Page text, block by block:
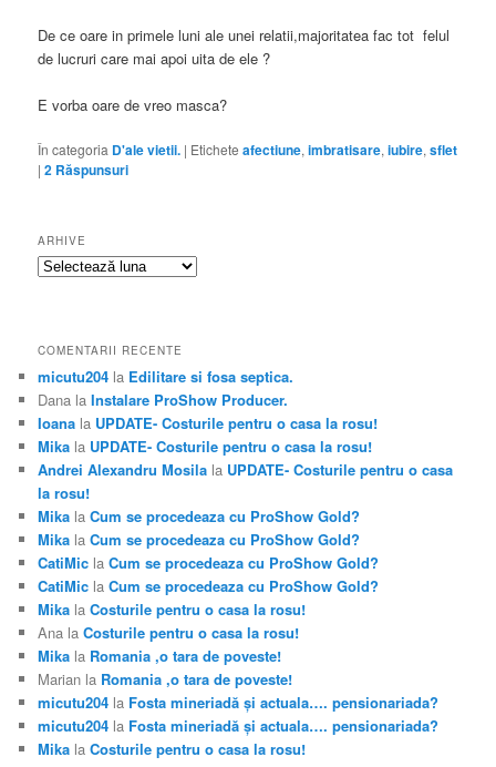
De ce oare in primele luni ale unei relatii,majoritatea fac tot felul
de lucruri care mai apoi uita de ele ?
E vorba oare de vreo masca?
În categoria D'ale vietii. | Etichete afectiune,imbratisare,iubire,sflet
|2 Răspunsuri
ARHIVE
Arhive
COMENTARII RECENTE
micutu204 la Edilitare si fosa septica.
Dana laInstalare ProShow Producer.
Ioana la UPDATE- Costurile pentru o casa la rosu!
Mika la UPDATE- Costurile pentru o casa la rosu!
Andrei Alexandru Mosila la UPDATE- Costurile pentru o casa
la rosu!
Mika laCum se procedeaza cu ProShow Gold?
Mika laCum se procedeaza cu ProShow Gold?
CatiMic laCum se procedeaza cu ProShow Gold?
CatiMic laCum se procedeaza cu ProShow Gold?
Mika laCosturile pentru o casa la rosu!
Ana laCosturile pentru o casa la rosu!
Mika la Romania ,o tara de poveste!
Marian la Romania ,o tara de poveste!
micutu204 la Fosta mineriadă şi actuala…. pensionariada?
micutu204 la Fosta mineriadă şi actuala…. pensionariada?
Mika laCosturile pentru o casa la rosu!